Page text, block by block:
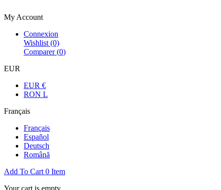
My Account
Connexion
Wishlist (0)
Comparer (0)
EUR
EUR €
RON L
Français
Français
Español
Deutsch
Română
Add To Cart 0 Item
Your cart is empty